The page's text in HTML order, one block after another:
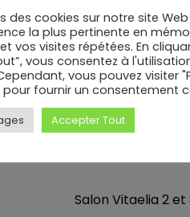
Salon Vitaelia 2 et
des cookies sur notre site
la plus pertinente en
vos visites répétées. En
vous consentez à
vous pouvez visiter
pour fournir un consentement
Accepter Tout